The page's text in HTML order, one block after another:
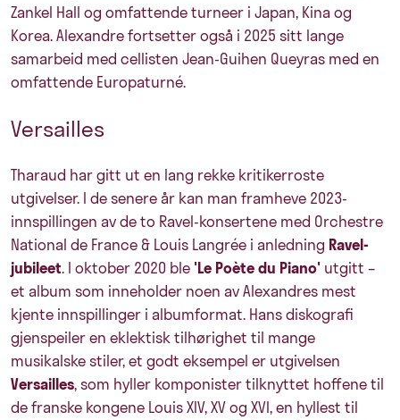
Zankel Hall og omfattende turneer i Japan, Kina og
Korea. Alexandre fortsetter også i 2025 sitt lange
samarbeid med cellisten Jean-Guihen Queyras med en
omfattende Europaturné.
Versailles
Tharaud har gitt ut en lang rekke kritikerroste
utgivelser. I de senere år kan man framheve 2023-
innspillingen av de to Ravel-konsertene med Orchestre
National de France & Louis Langrée i anledning Ravel-
jubileet. I oktober 2020 ble 'Le Poète du Piano' utgitt –
et album som inneholder noen av Alexandres mest
kjente innspillinger i albumformat. Hans diskografi
gjenspeiler en eklektisk tilhørighet til mange
musikalske stiler, et godt eksempel er utgivelsen
Versailles, som hyller komponister tilknyttet hoffene til
de franske kongene Louis XIV, XV og XVI, en hyllest til